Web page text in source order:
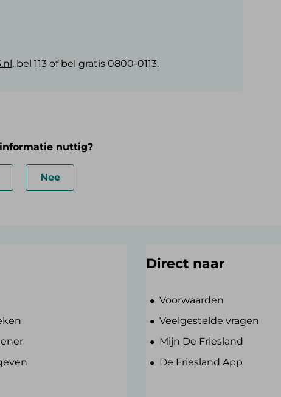
, bel 113 of bel gratis 0800-0113.
nuttig?
Nee
Direct naar
Voorwaarden
Veelgestelde vragen
Mijn De Friesland
De Friesland App